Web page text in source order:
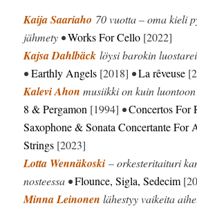
Kaija Saariaho 70 vuotta – oma kieli
jähmety •Works For Cello [2022]
Kajsa Dahlbäck löysi barokin
•Earthly Angels [2018] •La rêveuse
Kalevi Ahon musiikki on kuin
8 & Pergamon [1994] •Concertos For
Saxophone & Sonata Concertante For
Strings [2023]
Lotta Wennäkoski – orkesteritaituri
nosteessa •Flounce, Sigla, Sedecim
Minna Leinonen lähestyy vaikeita